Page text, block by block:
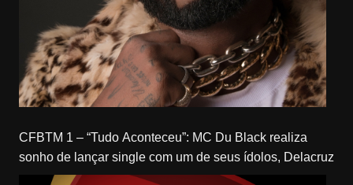
CFBTM 1 – “Tudo Aconteceu”: MC Du Black realiza
sonho de lançar single com um de seus ídolos, Delacruz